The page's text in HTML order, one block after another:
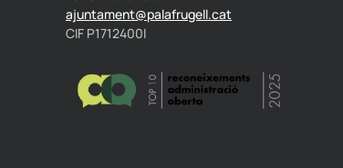
ajuntament@palafrugell.cat
CIF P1712400I